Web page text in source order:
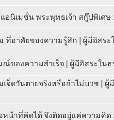
อนิเมชั่น พระพุทธเจ้า สกู๊ปพิเศษ
ที่อาศัยของความรู้สึก | ผู้มีอิสระ
ของความสำเร็จ | ผู้มีอิสระในธ
เจ็ดวันตายจริงหรือถ้าไม่บวช | ผู้
หน้าที่คิดได้ จึงติดอยู่แค่ความคิด